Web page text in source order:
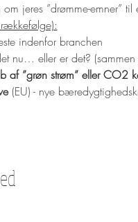
om jeres ”drømme-emner”
indenfor branchen
nu… eller er det? (sammen
af ”grøn strøm” eller CO2
(EU) - nye